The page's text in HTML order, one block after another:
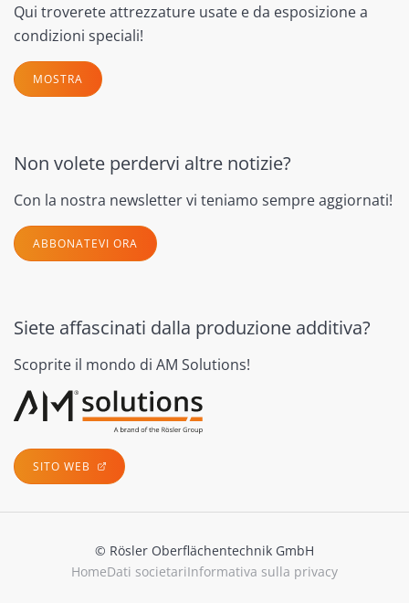
Qui troverete attrezzature usate e da esposizione a
condizioni speciali!
MOSTRA
Non volete perdervi altre notizie?
Con la nostra newsletter vi teniamo sempre aggiornati!
ABBONATEVI ORA
Siete affascinati dalla produzione additiva?
Scoprite il mondo di AM Solutions!
SITO WEB
© Rösler Oberflächentechnik GmbH
HomeDati societariInformativa sulla privacy